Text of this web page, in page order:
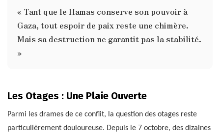
« Tant que le Hamas conserve son pouvoir à
Gaza, tout espoir de paix reste une chimère.
Mais sa destruction ne garantit pas la stabilité.
»
Les Otages : Une Plaie Ouverte
Parmi les drames de ce conflit, la question des otages reste
particulièrement douloureuse. Depuis le 7 octobre, des dizaines